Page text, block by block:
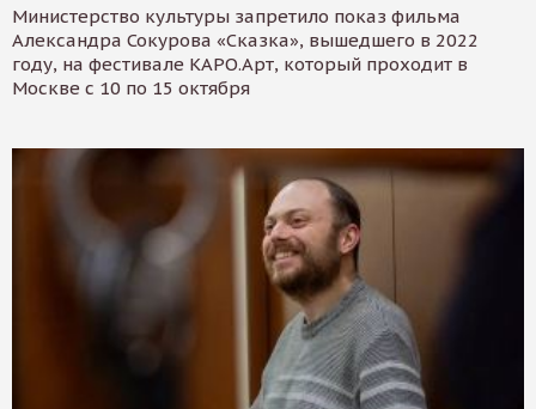
Министерство культуры запретило показ фильма
Александра Сокурова «Сказка», вышедшего в 2022
году, на фестивале КАРО.Арт, который проходит в
Москве с 10 по 15 октября